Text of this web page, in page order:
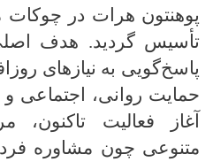
پوهنتون هرات در چوکات
تأسیس گردید. هدف
پاسخ‌گویی به نیازهای
حمایت روانی، اجتماعی
آغاز فعالیت
متنوعی چون مشاوره